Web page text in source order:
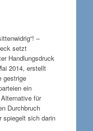
–
setzt
Handlungsdruck
2014, erstellt
gestrige
ein
für
Durchbruch
spiegelt sich darin